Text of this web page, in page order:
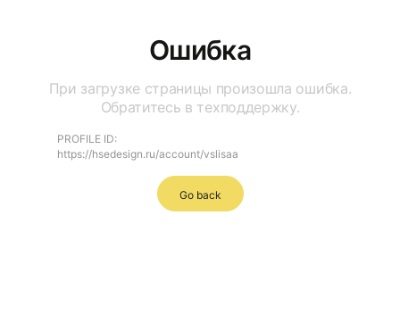
Ошибка
При загрузке страницы произошла ошибка.
Обратитесь в техподдержку.
PROFILE ID:
https://hsedesign.ru/account/vslisaa
Go back